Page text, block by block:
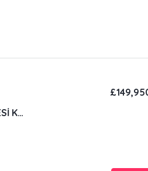
DENİZLERE 100 METRE LÜKS TATIL BELDESİ KONSEPTİNDE GENIŞ DAIRE